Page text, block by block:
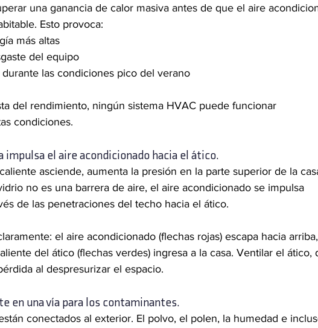
una ganancia de calor masiva antes de que el aire
Esto provoca:
más altas
del equipo
las condiciones pico del verano
del rendimiento, ningún sistema HVAC puede funcionar
condiciones.
impulsa el aire acondicionado hacia el ático.
asciende, aumenta la presión en la parte superior de la
no es una barrera de aire, el aire acondicionado se impulsa
de las penetraciones del techo hacia el ático.
el aire acondicionado (flechas rojas) escapa hacia arriba,
del ático (flechas verdes) ingresa a la casa. Ventilar el ático,
al despresurizar el espacio.
en una vía para los contaminantes.
conectados al exterior. El polvo, el polen, la humedad e